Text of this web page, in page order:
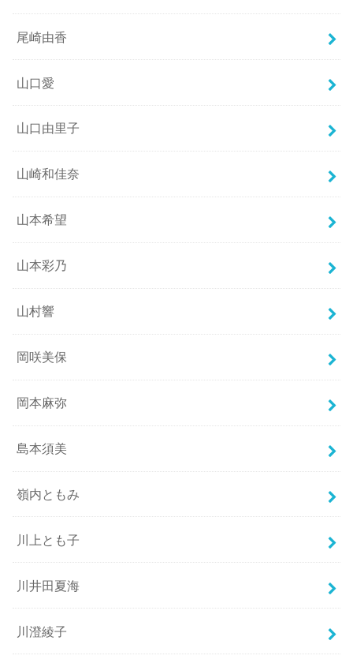
尾崎由香
山口愛
山口由里子
山崎和佳奈
山本希望
山本彩乃
山村響
岡咲美保
岡本麻弥
島本須美
嶺内ともみ
川上とも子
川井田夏海
川澄綾子